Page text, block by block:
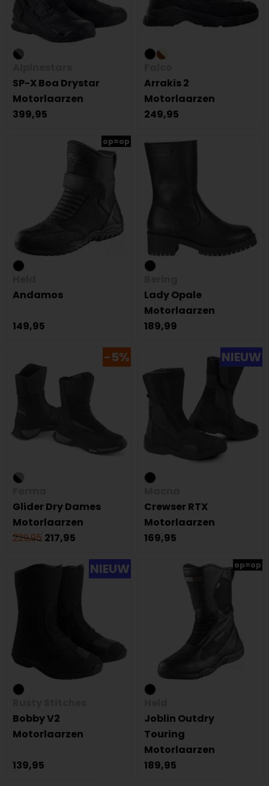
SP-X Boa Drystar
Motorlaarzen
399,95
Arrakis 2
Motorlaarzen
249,95
op=op
Andamos
149,95
Lady Opale
Motorlaarzen
189,99
-5%
Glider Dry Dames
Motorlaarzen
229,95 217,95
NIEUW
Crewser RTX
Motorlaarzen
169,95
NIEUW
Bobby V2
Motorlaarzen
139,95
op=op
Joblin Outdry
Touring
Motorlaarzen
189,95